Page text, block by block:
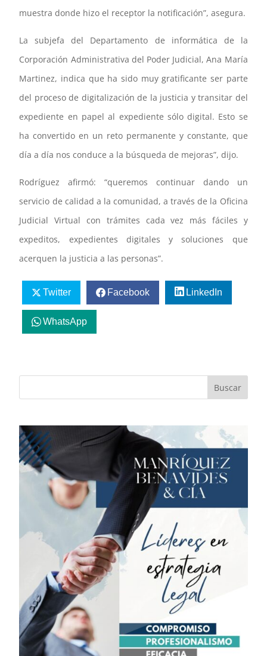
muestra donde hizo el receptor la notificación”, asegura.
La subjefa del Departamento de informática de la
Corporación Administrativa del Poder Judicial, Ana María
Martinez, indica que ha sido muy gratificante ser parte
del proceso de digitalización de la justicia y transitar del
expediente en papel al expediente sólo digital. Esto se
ha convertido en un reto permanente y constante, que
día a día nos conduce a la búsqueda de mejoras”, dijo.
Rodríguez afirmó: “queremos continuar dando un
servicio de calidad a la comunidad, a través de la Oficina
Judicial Virtual con trámites cada vez más fáciles y
expeditos, expedientes digitales y soluciones que
acerquen la justicia a las personas”.
Twitter Facebook LinkedIn
WhatsApp